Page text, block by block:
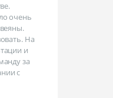
очень
На
и
за
с